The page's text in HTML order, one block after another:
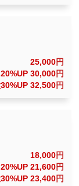
25,000円
30,000円
32,500円
18,000円
21,600円
23,400円